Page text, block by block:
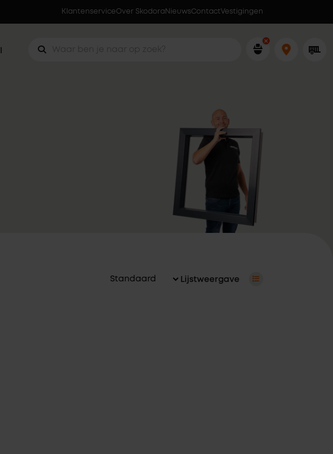
Ophalen wanneer jou dat uitkomt
KlantenserviceOver Skodora NieuwsContactVestigingen
Lijstweergave